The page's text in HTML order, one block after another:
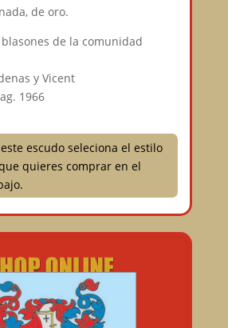
de oro.
de la comunidad
y Vicent
1966
escudo seleciona el estilo
quieres comprar en el